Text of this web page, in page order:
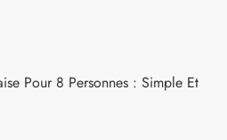
Pour 8 Personnes : Simple Et